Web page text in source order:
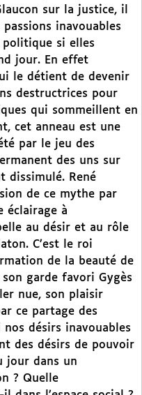
sur la justice, il
inavouables
politique si elles
jour. En effet
le détient de devenir
destructrices pour
qui sommeillent en
cet anneau est une
par le jeu des
des uns sur
dissimulé. René
de ce mythe par
éclairage à
au désir et au rôle
C’est le roi
de la beauté de
garde favori Gygès
nue, son plaisir
ce partage des
désirs inavouables
des désirs de pouvoir
jour dans un
? Quelle